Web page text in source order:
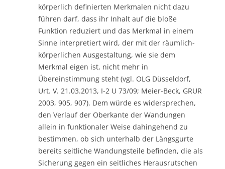
körperlich definierten Merkmalen nicht dazu
führen darf, dass ihr Inhalt auf die bloße
Funktion reduziert und das Merkmal in einem
Sinne interpretiert wird, der mit der räumlich-
körperlichen Ausgestaltung, wie sie dem
Merkmal eigen ist, nicht mehr in
Übereinstimmung steht (vgl. OLG Düsseldorf,
Urt. V. 21.03.2013, I-2 U 73/09; Meier-Beck, GRUR
2003, 905, 907). Dem würde es widersprechen,
den Verlauf der Oberkante der Wandungen
allein in funktionaler Weise dahingehend zu
bestimmen, ob sich unterhalb der Längsgurte
bereits seitliche Wandungsteile befinden, die als
Sicherung gegen ein seitliches Herausrutschen